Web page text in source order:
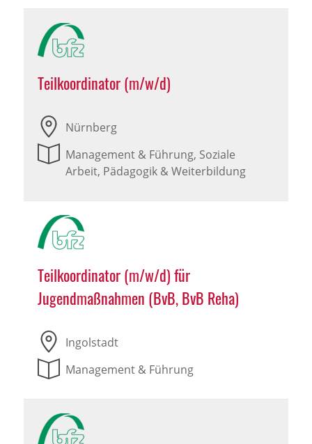
Teilkoordinator (m/w/d)
Nürnberg
Management & Führung, Soziale
Arbeit, Pädagogik & Weiterbildung
Teilkoordinator (m/w/d) für
Jugendmaßnahmen (BvB, BvB Reha)
Ingolstadt
Management & Führung